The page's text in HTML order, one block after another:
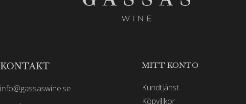
KONTAKT
info@gassaswine.se
MITT KONTO
Kundtjänst
Köpvillkor